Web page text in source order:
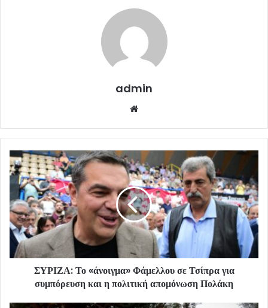
admin
ΣΥΡΙΖΑ: Το «άνοιγμα» Φάμελλου σε Τσίπρα για
συμπόρευση και η πολιτική απομόνωση Πολάκη